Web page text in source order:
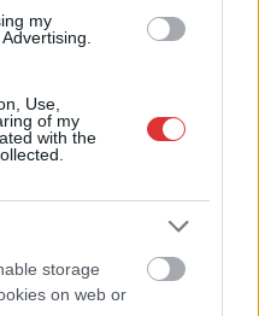
my
Use,
of my
with the
storage
on web or
– lezárás miatt
számítsunk az
vasútvonalon
– heti médiaszemle a
3 év letöltendőt kaphat és